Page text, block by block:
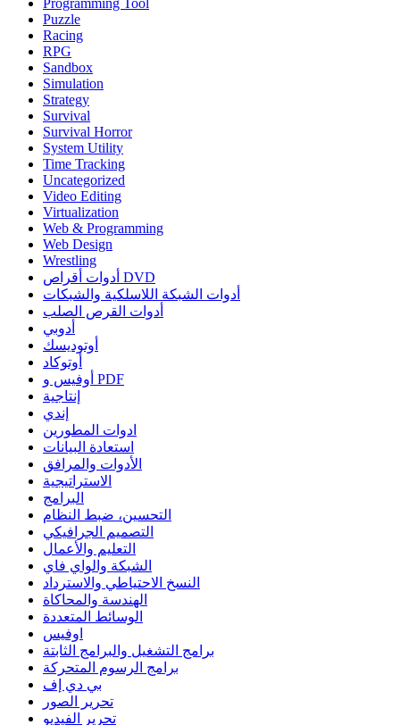
Puzzle
Racing
RPG
Sandbox
Simulation
Strategy
Survival
Survival Horror
System Utility
Time Tracking
Uncategorized
Video Editing
Virtualization
Web & Programming
Web Design
Wrestling
أدوات أقراص DVD
أدوات الشبكة اللاسلكية والشبكات
أدوات القرص الصلب
أدوبي
أوتوديسك
أوتوكاد
أوفيس و PDF
إنتاجية
إندي
ادوات المطورين
استعادة البيانات
الأدوات والمرافق
الاستراتيجية
البرامج
التحسين، ضبط النظام
التصميم الجرافيكي
التعليم والأعمال
الشبكة والواي فاي
النسخ الاحتياطي والاسترداد
الهندسة والمحاكاة
الوسائط المتعددة
اوفيس
برامج التشغيل والبرامج الثابتة
برامج الرسوم المتحركة
بي دي إف
تحرير الصور
تحرير الفيديو